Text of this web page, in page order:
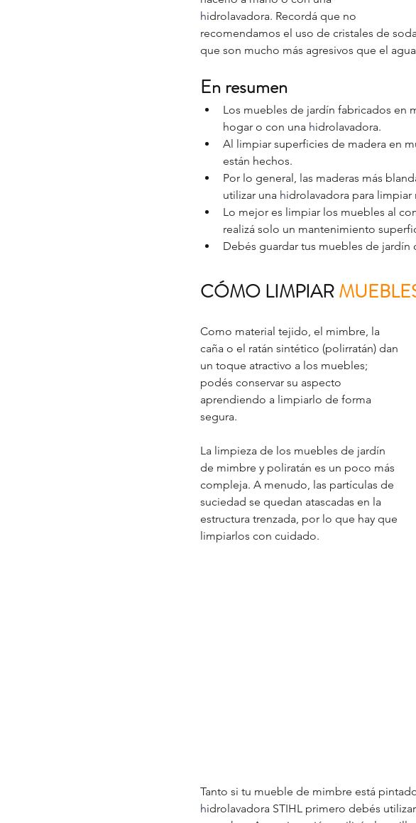
hidrolavadora. Recordá que no
recomendamos el uso de cristales de
que son mucho más agresivos que el
En resumen
Los muebles de jardín fabricados en
hogar o con una hidrolavadora.
Al limpiar superficies de madera en
están hechos.
Por lo general, las maderas más
utilizar una hidrolavadora para limpiar
Lo mejor es limpiar los muebles al
realizá solo un mantenimiento
Debés guardar tus muebles de
CÓMO LIMPIAR
Como material tejido, el mimbre, la
caña o el ratán sintético (polirratán) dan
un toque atractivo a los muebles;
podés conservar su aspecto
aprendiendo a limpiarlo de forma
segura.
La limpieza de los muebles de jardín
de mimbre y poliratán es un poco más
compleja. A menudo, las partículas de
suciedad se quedan atascadas en la
estructura trenzada, por lo que hay que
limpiarlos con cuidado.
Tanto si tu mueble de mimbre está
hidrolavadora STIHL primero debés